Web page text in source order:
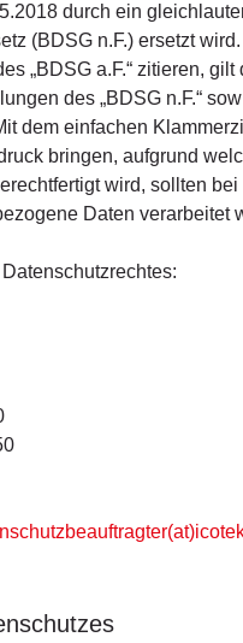
durch ein
(BDSG n.F.) ersetzt
„BDSG a.F.“ zitieren, gilt
des „BDSG n.F.“
dem einfachen
bringen, aufgrund
wird, sollten bei
Daten verarbeitet